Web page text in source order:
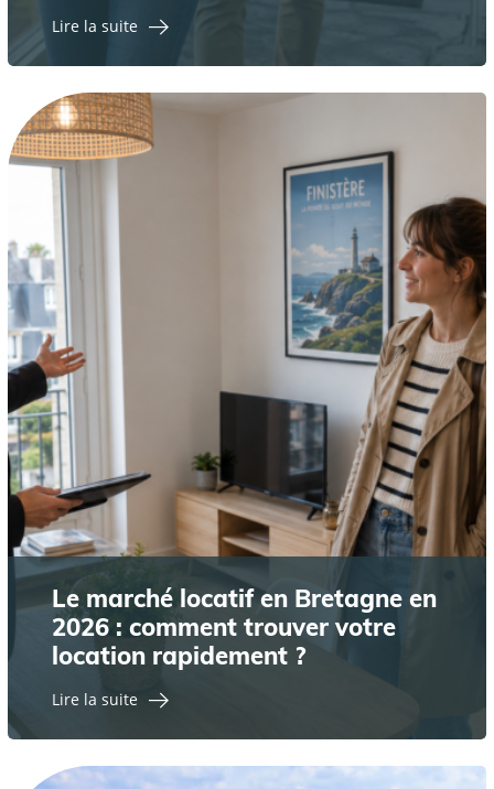
Lire la suite
Le marché locatif en Bretagne en
2026 : comment trouver votre
location rapidement ?
Lire la suite